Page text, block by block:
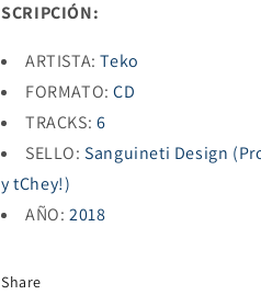
1
ARTISTA: Teko
FORMATO: CD
TRACKS: 6
SELLO: Sanguineti Design
y tChey!)
AÑO: 2018
Share